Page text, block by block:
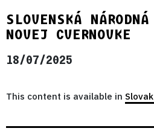
SLOVENSKÁ
NOVEJ CVERNOVKE
18/07/2025
This content is available in